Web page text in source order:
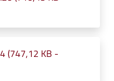
(747,12 KB -